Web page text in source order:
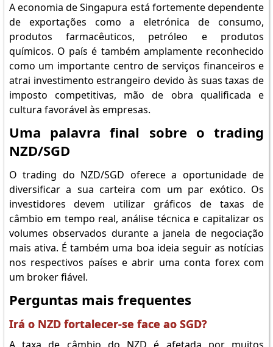
A economia de Singapura está fortemente dependente
de exportações como a eletrónica de consumo,
produtos farmacêuticos, petróleo e produtos
químicos. O país é também amplamente reconhecido
como um importante centro de serviços financeiros e
atrai investimento estrangeiro devido às suas taxas de
imposto competitivas, mão de obra qualificada e
cultura favorável às empresas.
Uma palavra final sobre o trading
NZD/SGD
O trading do NZD/SGD oferece a oportunidade de
diversificar a sua carteira com um par exótico. Os
investidores devem utilizar gráficos de taxas de
câmbio em tempo real, análise técnica e capitalizar os
volumes observados durante a janela de negociação
mais ativa. É também uma boa ideia seguir as notícias
nos respectivos países e abrir uma conta forex com
um broker fiável.
Perguntas mais frequentes
Irá o NZD fortalecer-se face ao SGD?